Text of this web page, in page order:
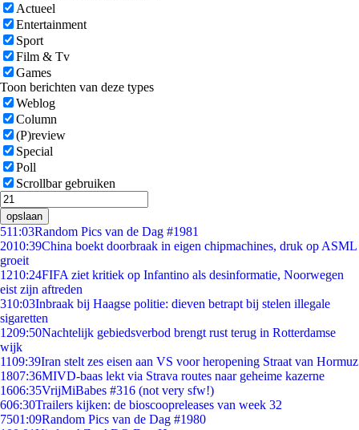
Actueel
Entertainment
Sport
Film & Tv
Games
Toon berichten van deze types
Weblog
Column
(P)review
Special
Poll
Scrollbar gebruiken
opslaan
511:03Random Pics van de Dag #1981
2010:39China boekt doorbraak in eigen chipmachines, druk op ASML
groeit
1210:24FIFA ziet kritiek op Infantino als desinformatie, Noorwegen
eist zijn aftreden
310:03Inbraak bij Haagse politie: dieven betrapt bij stelen illegale
sigaretten
1209:50Nachtelijk gebiedsverbod brengt rust terug in Rotterdamse
wijk
1109:39Iran stelt zes eisen aan VS voor heropening Straat van Hormuz
1807:36MIVD-baas lekt via Strava routes naar geheime kazerne
1606:35VrijMiBabes #316 (not very sfw!)
606:30Trailers kijken: de bioscoopreleases van week 32
7501:09Random Pics van de Dag #1980